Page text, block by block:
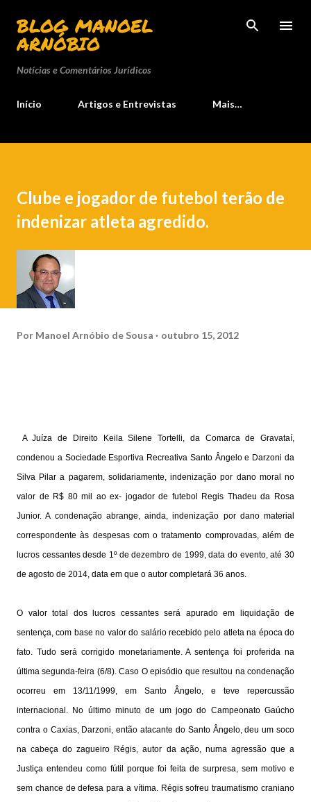
Pular para o conteúdo principal
BLOG MANOEL
ARNÓBIO
Notícias e Comentários Jurídicos
Início Artigos e Entrevistas Mais…
Clube e jogador de futebol terão de
indenizar atleta agredido.
Por Manoel Arnóbio de Sousa outubro 15, 2012
A Juíza de Direito Keila Silene Tortelli, da Comarca de Gravataí,
condenou a Sociedade Esportiva Recreativa Santo Ângelo e Darzoni da
Silva Pilar a pagarem, solidariamente, indenização por dano moral no
valor de R$ 80 mil ao ex- jogador de futebol Regis Thadeu da Rosa
Junior. A condenação abrange, ainda, indenização por dano material
correspondente às despesas com o tratamento comprovadas, além de
lucros cessantes desde 1º de dezembro de 1999, data do evento, até 30
de agosto de 2014, data em que o autor completará 36 anos.
O valor total dos lucros cessantes será apurado em liquidação de
sentença, com base no valor do salário recebido pelo atleta na época do
fato. Tudo será corrigido monetariamente. A sentença foi proferida na
última segunda-feira (6/8). Caso O episódio que resultou na condenação
ocorreu em 13/11/1999, em Santo Ângelo, e teve repercussão
internacional. No último minuto de um jogo do Campeonato Gaúcho
contra o Caxias, Darzoni, então atacante do Santo Ângelo, deu um soco
na cabeça do zagueiro Régis, autor da ação, numa agressão que a
Justiça entendeu como fútil porque foi feita de surpresa, sem motivo e
sem chance de defesa para a vítima. Régis sofreu traumatismo craniano